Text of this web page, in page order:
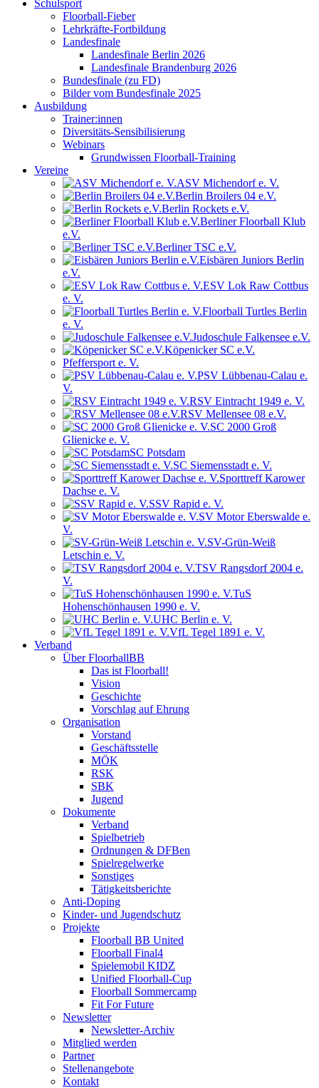
Schulsport
Floorball-Fieber
Lehrkräfte-Fortbildung
Landesfinale
Landesfinale Berlin 2026
Landesfinale Brandenburg 2026
Bundesfinale (zu FD)
Bilder vom Bundesfinale 2025
Ausbildung
Trainer:innen
Diversitäts-Sensibilisierung
Webinars
Grundwissen Floorball-Training
Vereine
ASV Michendorf e. V.
Berlin Broilers 04 e.V.
Berlin Rockets e.V.
Berliner Floorball Klub
e.V.
Berliner TSC e.V.
Eisbären Juniors Berlin
e.V.
ESV Lok Raw Cottbus
e. V.
Floorball Turtles Berlin
e. V.
Judoschule Falkensee e.V.
Köpenicker SC e.V.
Pfeffersport e. V.
PSV Lübbenau-Calau e.
V.
RSV Eintracht 1949 e. V.
RSV Mellensee 08 e.V.
SC 2000 Groß
Glienicke e. V.
SC Potsdam
SC Siemensstadt e. V.
Sporttreff Karower
Dachse e. V.
SSV Rapid e. V.
SV Motor Eberswalde e.
V.
SV-Grün-Weiß
Letschin e. V.
TSV Rangsdorf 2004 e.
V.
TuS
Hohenschönhausen 1990 e. V.
UHC Berlin e. V.
VfL Tegel 1891 e. V.
Verband
Über FloorballBB
Das ist Floorball!
Vision
Geschichte
Vorschlag auf Ehrung
Organisation
Vorstand
Geschäftsstelle
MÖK
RSK
SBK
Jugend
Dokumente
Verband
Spielbetrieb
Ordnungen & DFBen
Spielregelwerke
Sonstiges
Tätigkeitsberichte
Anti-Doping
Kinder- und Jugendschutz
Projekte
Floorball BB United
Floorball Final4
Spielemobil KIDZ
Unified Floorball-Cup
Floorball Sommercamp
Fit For Future
Newsletter
Newsletter-Archiv
Mitglied werden
Partner
Stellenangebote
Kontakt